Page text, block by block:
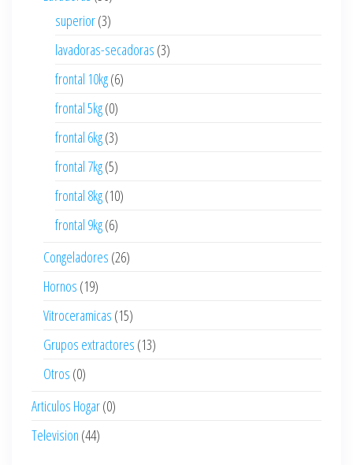
superior(3)
lavadoras-secadoras (3)
frontal 10kg(6)
frontal 5kg(0)
frontal 6kg(3)
frontal 7kg(5)
frontal 8kg(10)
frontal 9kg(6)
Congeladores (26)
Hornos (19)
Vitroceramicas (15)
Grupos extractores (13)
Otros (0)
Articulos Hogar(0)
Television (44)